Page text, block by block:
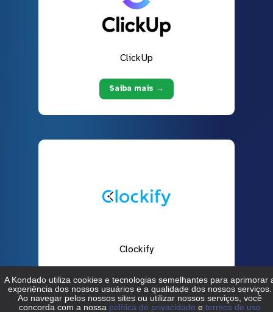
ClickUp
Saiba mais →
Clockify
Saiba mais →